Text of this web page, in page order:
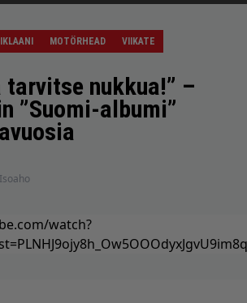
MOTÖRHEAD VIIKATE
tarvitse nukkua!” –
”Suomi-albumi”
watch?